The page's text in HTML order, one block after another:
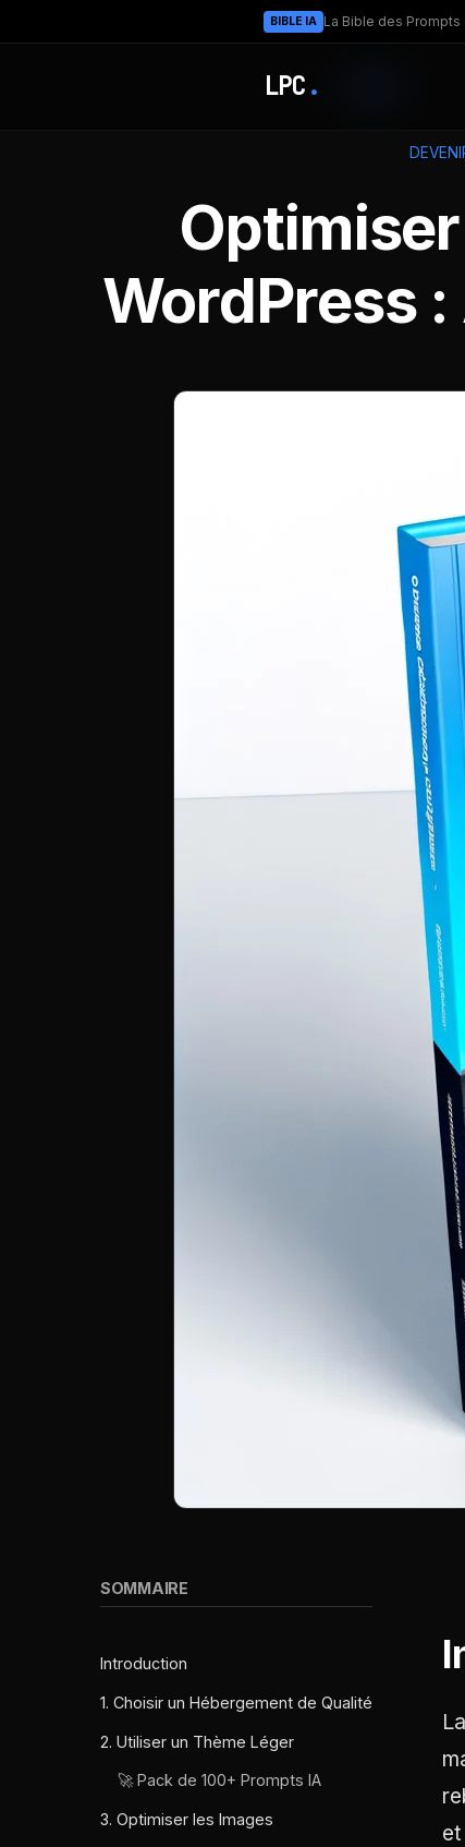
BIBLE IA La Bible des
LPC .
WordPress
SOMMAIRE
Introduction
1. Choisir un Hébergement de Qualité
2. Utiliser un Thème Léger
🚀 Pack de 100+ Prompts IA
3. Optimiser les Images